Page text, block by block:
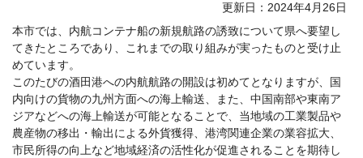
更新日：2024年4月26日
本市では、内航コンテナ船の新規航路の誘致について県へ要望し
てきたところであり、これまでの取り組みが実ったものと受け止
めています。
このたびの酒田港への内航航路の開設は初めてとなりますが、国
内向けの貨物の九州方面への海上輸送、また、中国南部や東南ア
ジアなどへの海上輸送が可能となることで、当地域の工業製品や
農産物の移出・輸出による外貨獲得、港湾関連企業の業容拡大、
市民所得の向上など地域経済の活性化が促進されることを期待し